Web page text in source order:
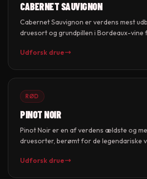
CABERNET SAUVIGNON
Cabernet Sauvignon er verdens mest
druesort og grundpillen i Bordeaux-vine
dyb farve, kraftfulde tanniner og smag
bedst i varme klimaer.
Udforsk drue
RØD
PINOT NOIR
Pinot Noir er en af verdens ældste og
druesorter, berømt for de legendariske
klima og terroir, og giver vine med lysere
Udforsk drue